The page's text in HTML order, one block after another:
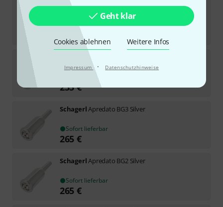
Geht klar
Cookies ablehnen Weitere Infos
Impressum · Datenschutzhinweise
SchagerlApredato BG1 Gold
Sofort lieferbar
€
Apredato 1C Silver
Sofort lieferbar
235€
SchagerlApredato BG3 Silver
Sofort lieferbar
265 €
SchagerlApredato BG2 Silver
Sofort lieferbar
265 €